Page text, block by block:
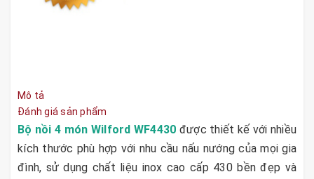
Mô tả
Đánh giá sản phẩm
Bộ nồi 4 món Wilford WF4430 được thiết kế với nhiều
kích thước phù hợp với nhu cầu nấu nướng của mọi gia
đình, sử dụng chất liệu inox cao cấp 430 bền đẹp và